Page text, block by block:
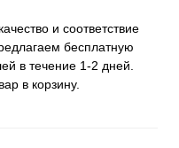
и соответствие
бесплатную
в течение 1-2 дней.
в корзину.